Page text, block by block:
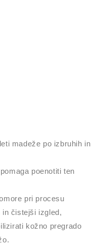
madeže po izbruhih in
poenotiti ten
pri procesu
in čistejši izgled,
kožno pregrado